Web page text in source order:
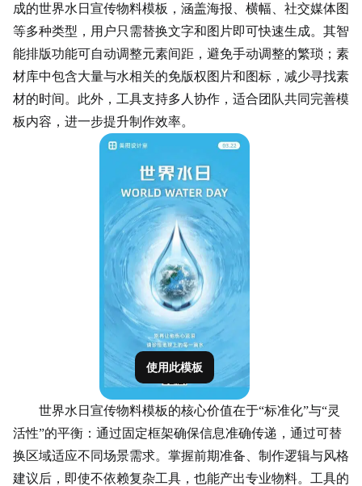
成的世界水日宣传物料模板，涵盖海报、横幅、社交媒体图
等多种类型，用户只需替换文字和图片即可快速生成。其智
能排版功能可自动调整元素间距，避免手动调整的繁琐；素
材库中包含大量与水相关的免版权图片和图标，减少寻找素
材的时间。此外，工具支持多人协作，适合团队共同完善模
板内容，进一步提升制作效率。
使用此模板
世界水日宣传物料模板的核心价值在于“标准化”与“灵
活性”的平衡：通过固定框架确保信息准确传递，通过可替
换区域适应不同场景需求。掌握前期准备、制作逻辑与风格
建议后，即使不依赖复杂工具，也能产出专业物料。工具的